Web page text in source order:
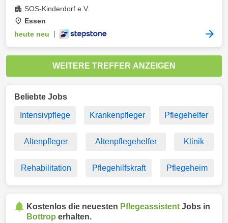
SOS-Kinderdorf e.V.
Essen
heute neu
WEITERE TREFFER ANZEIGEN
Beliebte Jobs
Intensivpflege Krankenpfleger Pflegehelfer
Altenpfleger Altenpflegehelfer Klinik
Rehabilitation Pflegehilfskraft Pflegeheim
Kostenlos die neuesten Pflegeassistent Jobs in
Bottrop erhalten.